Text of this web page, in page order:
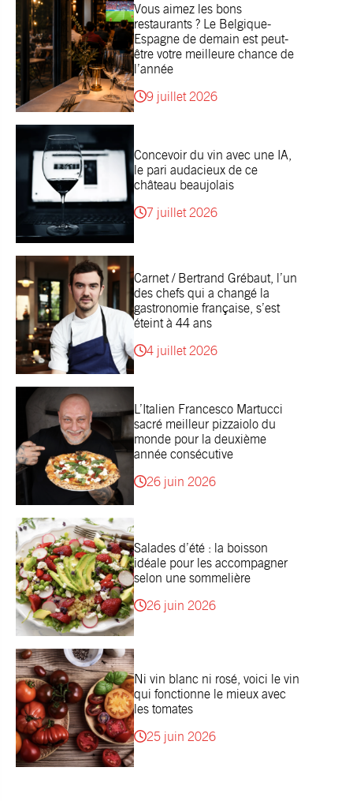
Vous aimez les bons
restaurants ? Le Belgique-
Espagne de demain est peut-
être votre meilleure chance de
l’année
9 juillet 2026
Concevoir du vin avec une IA,
le pari audacieux de ce
château beaujolais
7 juillet 2026
Carnet / Bertrand Grébaut, l’un
des chefs qui a changé la
gastronomie française, s’est
éteint à 44 ans
4 juillet 2026
L’Italien Francesco Martucci
sacré meilleur pizzaiolo du
monde pour la deuxième
année consécutive
26 juin 2026
Salades d’été : la boisson
idéale pour les accompagner
selon une sommelière
26 juin 2026
Ni vin blanc ni rosé, voici le vin
qui fonctionne le mieux avec
les tomates
25 juin 2026